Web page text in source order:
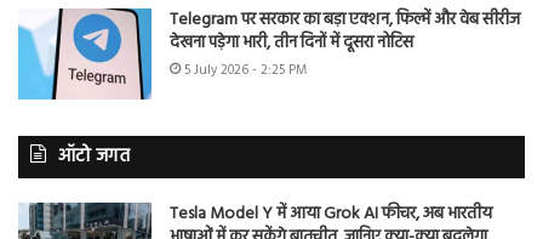
Telegram पर सरकार का बड़ा एक्शन, फिल्में और वेब सीरीज
देखना पड़ेगा भारी, तीन दिनों में दूसरा नोटिस
5 July 2026 - 2:25 PM
ऑटो जगत
Tesla Model Y में आया Grok AI फीचर, अब भारतीय